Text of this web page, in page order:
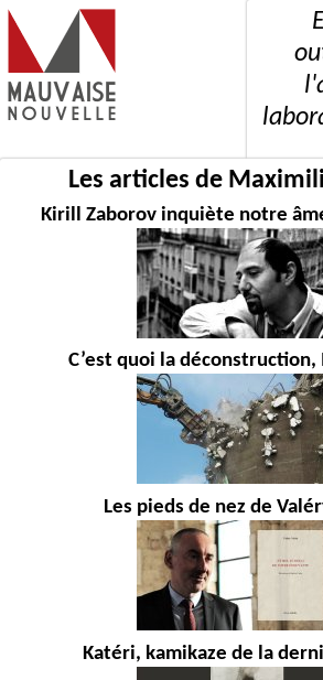
Les articles de
Kirill Zaborov inquiète notre
C’est quoi la déconstruction,
Les pieds de nez de
Katéri, kamikaze de la